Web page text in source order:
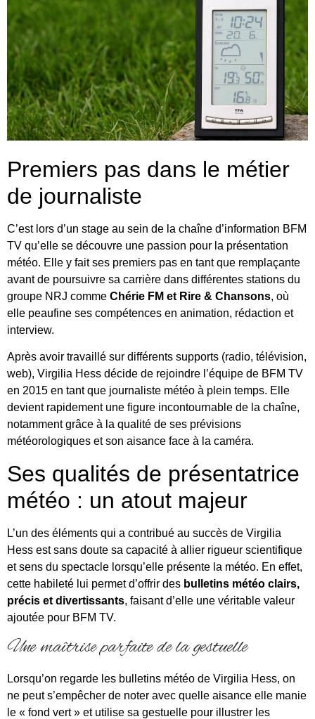
Premiers pas dans le métier
de journaliste
C’est lors d’un stage au sein de la chaîne d’information BFM
TV qu’elle se découvre une passion pour la présentation
météo. Elle y fait ses premiers pas en tant que remplaçante
avant de poursuivre sa carrière dans différentes stations du
groupe NRJ comme Chérie FM et Rire & Chansons, où
elle peaufine ses compétences en animation, rédaction et
interview.
Après avoir travaillé sur différents supports (radio, télévision,
web), Virgilia Hess décide de rejoindre l’équipe de BFM TV
en 2015 en tant que journaliste météo à plein temps. Elle
devient rapidement une figure incontournable de la chaîne,
notamment grâce à la qualité de ses prévisions
météorologiques et son aisance face à la caméra.
Ses qualités de présentatrice
météo : un atout majeur
L’un des éléments qui a contribué au succès de Virgilia
Hess est sans doute sa capacité à allier rigueur scientifique
et sens du spectacle lorsqu’elle présente la météo. En effet,
cette habileté lui permet d’offrir des bulletins météo clairs,
précis et divertissants, faisant d’elle une véritable valeur
ajoutée pour BFM TV.
Une maîtrise parfaite de la gestuelle
Lorsqu’on regarde les bulletins météo de Virgilia Hess, on
ne peut s’empêcher de noter avec quelle aisance elle manie
le « fond vert » et utilise sa gestuelle pour illustrer les